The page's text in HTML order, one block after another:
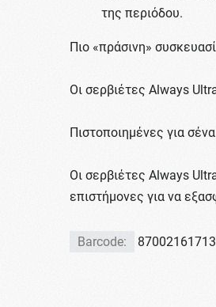
της περιόδου.
Πιο «πράσινη»
Οι σερβιέτες Always
Πιστοποιημένες για
Οι σερβιέτες Always
επιστήμονες για να
Barcode: